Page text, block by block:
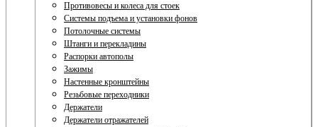
Противовесы и колеса для стоек
Системы подъема и установки фонов
Потолочные системы
Штанги и перекладины
Распорки автополы
Зажимы
Настенные кронштейны
Резьбовые переходники
Держатели
Держатели отражателей